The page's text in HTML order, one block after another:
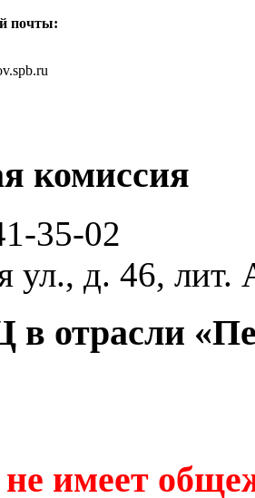
почты:
комиссия
35-02
ул., д. 46, лит.
отрасли
имеет